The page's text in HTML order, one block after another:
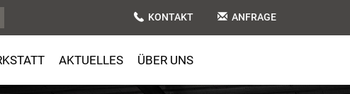
KONTAKT ANFRAGE
AKTUELLES ÜBER UNS